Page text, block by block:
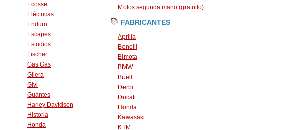
Ecosse
Eléctricas
Enduro
Escapes
Estudios
Fischer
Gas Gas
Gilera
Givi
Guantes
Harley Davidson
Historia
Honda
Motos segunda mano (gratuito)
FABRICANTES
Aprilia
Benelli
Bimota
BMW
Buell
Derbi
Ducati
Honda
Kawasaki
KTM